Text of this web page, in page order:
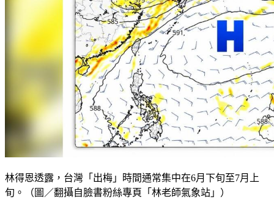
林得恩透露，台灣「出梅」時間通常集中在6月下旬至7月上
旬。（圖／翻攝自臉書粉絲專頁「林老師氣象站」）